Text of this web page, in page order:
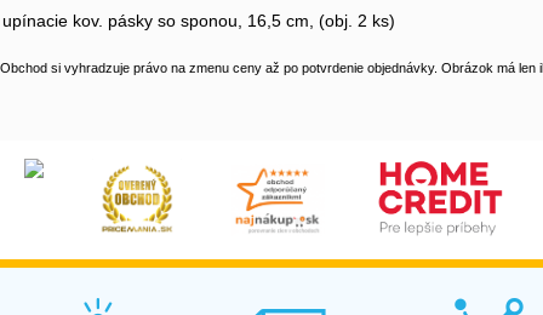
upínacie kov. pásky so sponou, 16,5 cm, (obj. 2 ks)
Obchod si vyhradzuje právo na zmenu ceny až po potvrdenie objednávky. Obrázok má len